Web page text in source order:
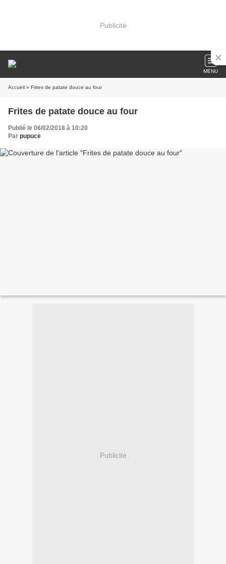
Publicité
MENU
Accueil » Frites de patate douce au four
Frites de patate douce au four
Publié le 06/02/2018 à 10:20
Par pupuce
Publicité